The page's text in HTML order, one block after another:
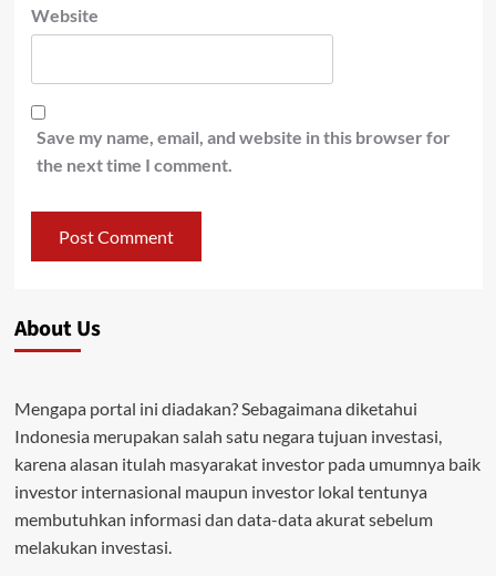
Website
Save my name, email, and website in this browser for
the next time I comment.
About Us
Mengapa portal ini diadakan? Sebagaimana diketahui
Indonesia merupakan salah satu negara tujuan investasi,
karena alasan itulah masyarakat investor pada umumnya baik
investor internasional maupun investor lokal tentunya
membutuhkan informasi dan data-data akurat sebelum
melakukan investasi.